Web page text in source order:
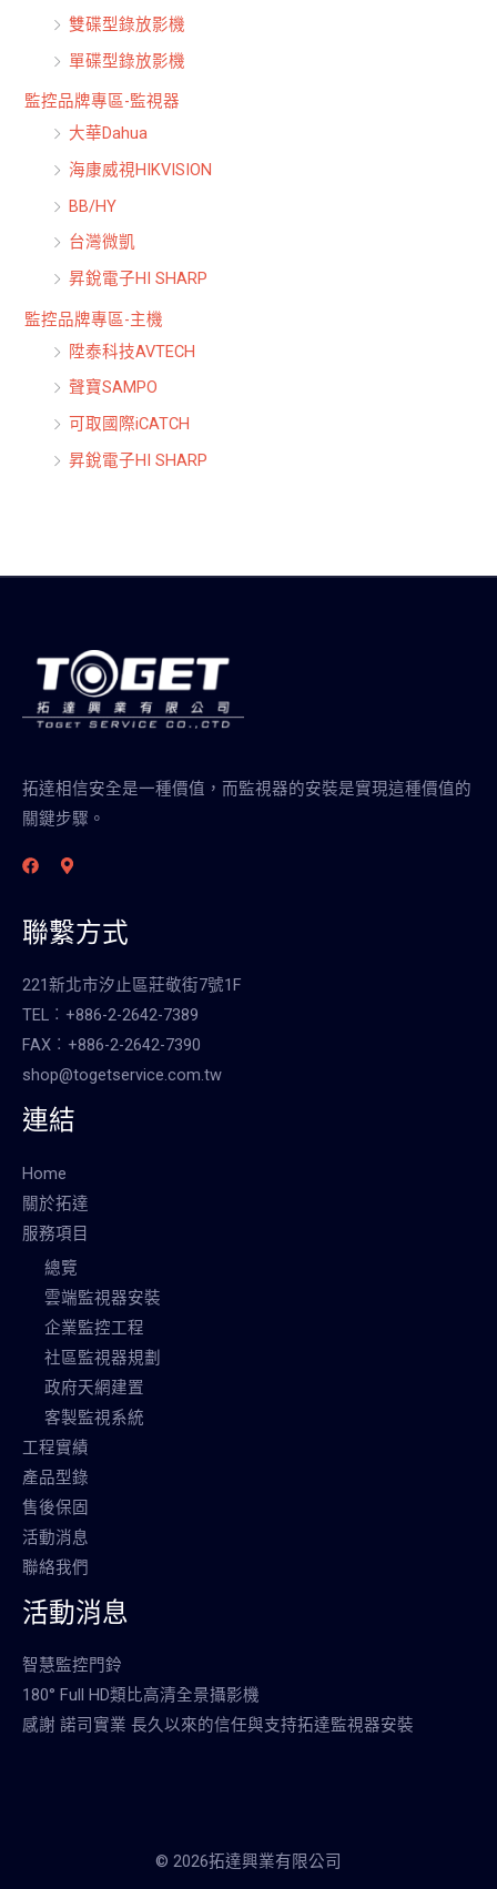
雙碟型錄放影機
單碟型錄放影機
監控品牌專區-監視器
大華Dahua
海康威視HIKVISION
BB/HY
台灣微凱
昇銳電子HI SHARP
監控品牌專區-主機
陞泰科技AVTECH
聲寶SAMPO
可取國際iCATCH
昇銳電子HI SHARP
拓達相信安全是一種價值，而監視器的安裝是實現這種價值的
關鍵步驟。
聯繫方式
221新北市汐止區莊敬街7號1F
TEL︰+886-2-2642-7389
FAX︰+886-2-2642-7390
shop@togetservice.com.tw
連結
Home
關於拓達
服務項目
總覽
雲端監視器安裝
企業監控工程
社區監視器規劃
政府天網建置
客製監視系統
工程實績
產品型錄
售後保固
活動消息
聯絡我們
活動消息
智慧監控門鈴
180° Full HD類比高清全景攝影機
感謝 諾司實業 長久以來的信任與支持拓達監視器安裝
© 2026拓達興業有限公司